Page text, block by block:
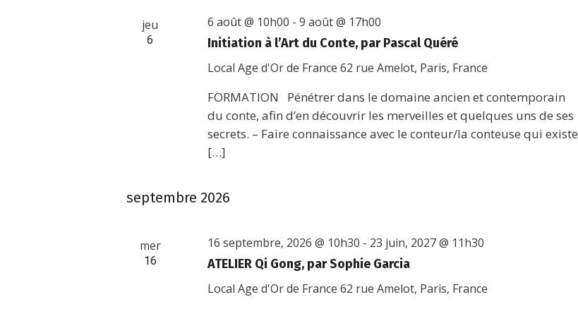
jeu
6 Initiation à l’Art du Conte, par Pascal Quéré
6 août @ 10h00 -9 août @ 17h00
Local Age d'Or de France62 rue Amelot, Paris, France
FORMATION Pénétrer dans le domaine ancien et contemporain
du conte, afin d’en découvrir les merveilles et quelques uns de ses
secrets. – Faire connaissance avec le conteur/la conteuse qui existe
[…]
septembre 2026
mer
16 ATELIER Qi Gong, par Sophie Garcia
16 septembre, 2026 @ 10h30 - 23 juin, 2027 @ 11h30
Local Age d'Or de France62 rue Amelot, Paris, France